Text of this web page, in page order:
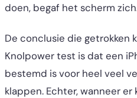
doen, begaf het scherm
De conclusie die getrokken
Knolpower test is dat een
bestemd is voor heel veel
klappen. Echter, wanneer er